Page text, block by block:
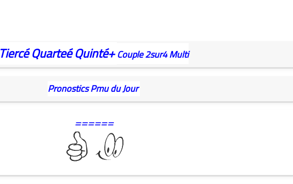
TiercéQuarteéQuinté+Couple2sur4Multi
Pronostics Pmu du Jour
======